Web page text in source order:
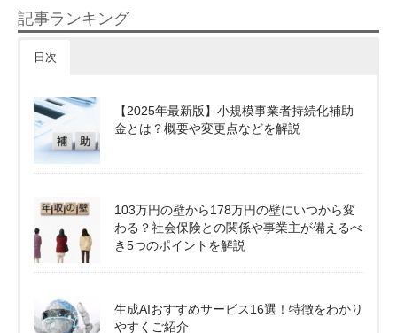
記事ランキング
日次
【2025年最新版】小規模事業者持続化補助
金とは？概要や変更点などを解説
103万円の壁から178万円の壁にいつから変
わる？社会保険との関係や事業主が備えるべ
き5つのポイントを解説
生成AIおすすめサービス16選！特徴をわかり
やすくご紹介